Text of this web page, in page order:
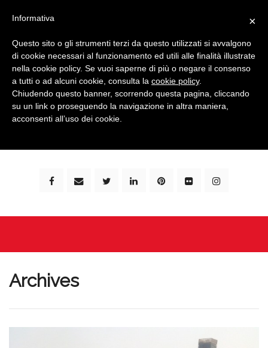
bimbi e viaggi - family travel blog: community #1 in
Archives
×
Informativa
Questo sito o gli strumenti terzi da questo utilizzati si avvalgono
di cookie necessari al funzionamento ed utili alle finalità illustrate
nella cookie policy. Se vuoi saperne di più o negare il consenso
a tutti o ad alcuni cookie, consulta la cookie policy.
Chiudendo questo banner, scorrendo questa pagina, cliccando
su un link o proseguendo la navigazione in altra maniera,
acconsenti all’uso dei cookie.